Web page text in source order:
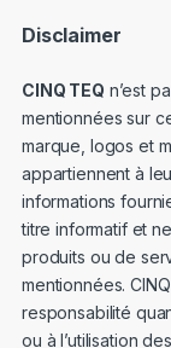
Disclaimer
CINQ TEQ n’est
mentionnées sur
marque, logos et
appartiennent à
informations
titre informatif et
produits ou de
mentionnées.
responsabilité
ou à l’utilisation